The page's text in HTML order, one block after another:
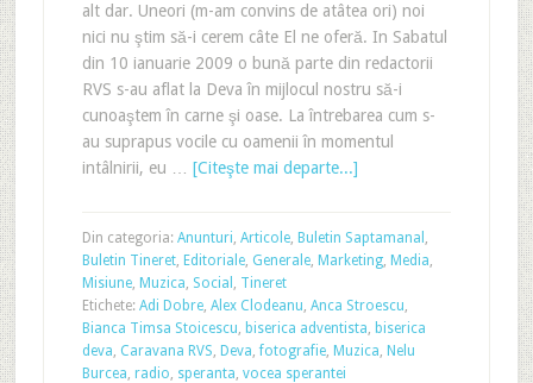
alt dar. Uneori (m-am convins de atâtea ori) noi
nici nu ştim să-i cerem câte El ne oferă. In Sabatul
din 10 ianuarie 2009 o bună parte din redactorii
RVS s-au aflat la Deva în mijlocul nostru să-i
cunoaştem în carne şi oase. La întrebarea cum s-
au suprapus vocile cu oamenii în momentul
intâlnirii, eu … [Citeşte mai departe...]
Din categoria: Anunturi, Articole, Buletin Saptamanal ,
Buletin Tineret, Editoriale, Generale, Marketing, Media,
Misiune, Muzica, Social , Tineret
Etichete: Adi Dobre, Alex Clodeanu, Anca Stroescu,
Bianca Timsa Stoicescu, biserica adventista, biserica
deva, Caravana RVS, Deva,fotografie, Muzica, Nelu
Burcea, radio, speranta, vocea sperantei